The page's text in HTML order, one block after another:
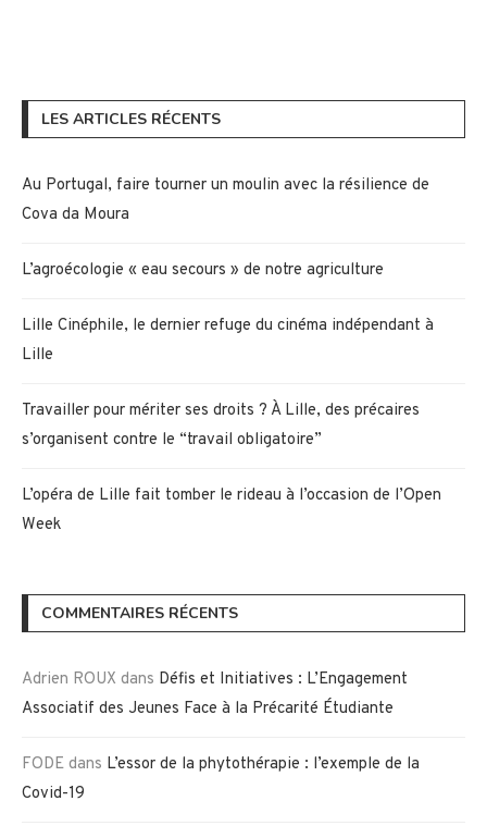
LES ARTICLES RÉCENTS
Au Portugal, faire tourner un moulin avec la résilience de
Cova da Moura
L’agroécologie « eau secours » de notre agriculture
Lille Cinéphile, le dernier refuge du cinéma indépendant à
Lille
Travailler pour mériter ses droits ? À Lille, des précaires
s’organisent contre le “travail obligatoire”
L’opéra de Lille fait tomber le rideau à l’occasion de l’Open
Week
COMMENTAIRES RÉCENTS
Adrien ROUX dans Défis et Initiatives : L’Engagement
Associatif des Jeunes Face à la Précarité Étudiante
FODE dans L’essor de la phytothérapie : l’exemple de la
Covid-19